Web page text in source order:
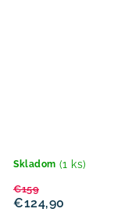
Skladom (1 ks)
€124,90
€159